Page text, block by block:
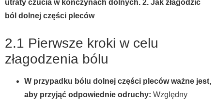
utraty czucia w kończynach dolnych. 2. Jak złagodzić
ból dolnej części pleców
2.1 Pierwsze kroki w celu
złagodzenia bólu
W przypadku bólu dolnej części pleców ważne jest,
aby przyjąć odpowiednie odruchy: Względny